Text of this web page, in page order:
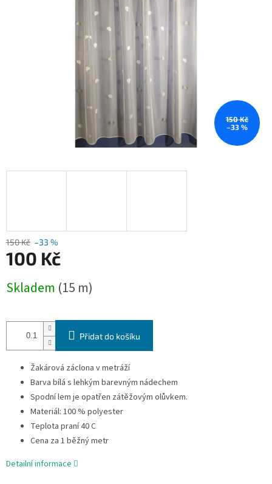
150 Kč
–33 %
150 Kč –33 %
100 Kč
cena:
Skladem (15 m)
Přidat do košíku
Žakárová záclona v metráží
Barva bílá s lehkým barevným nádechem
Spodní lem je opatřen zátěžovým olůvkem.
Materiál: 100 % polyester
Teplota praní 40 C
Cena za 1 běžný metr
Detailní informace